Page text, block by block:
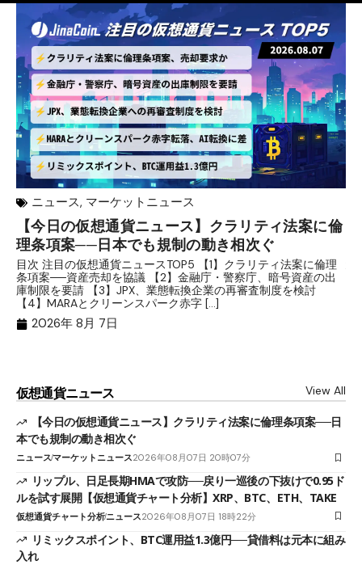
ニュース, マーケットニュース
【今日の仮想通貨ニュース】クラリティ法案に倫
理条項案──日本でも規制の動き相次ぐ
目次 注目の仮想通貨ニュースTOP5 【1】クラリティ法案に倫理
条項案──資産売却を協議 【2】金融庁・警察庁、暗号資産の出
庫制限を要請 【3】JPX、業態転換企業の再審査制度を検討
【4】MARAとクリーンスパーク赤字 […]
2026年 8月 7日
仮想通貨ニュース View All
【今日の仮想通貨ニュース】クラリティ法案に倫理条項案──日
本でも規制の動き相次ぐ
ニュースマーケットニュース2026年08月07日 20時07分
リップル、日足長期HMAで攻防──戻り一巡後の下抜けで0.95ド
ルを試す展開【仮想通貨チャート分析】XRP、BTC、ETH、TAKE
仮想通貨チャート分析ニュース2026年08月07日 18時22分
リミックスポイント、BTC運用益1.3億円──貸借料は元本に組み
入れ